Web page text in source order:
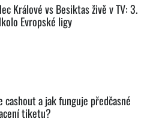
Králové vs Besiktas živě v TV: 3.
Evropské ligy
cashout a jak funguje předčasné
tiketu?